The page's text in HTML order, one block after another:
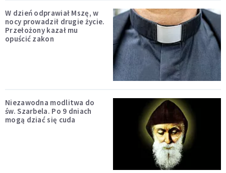
W dzień odprawiał Mszę, w
nocy prowadził drugie życie.
Przełożony kazał mu
opuścić zakon
Niezawodna modlitwa do
św. Szarbela. Po 9 dniach
mogą dziać się cuda